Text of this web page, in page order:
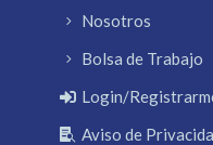
Nosotros
Bolsa de Trabajo
Login/
Aviso de